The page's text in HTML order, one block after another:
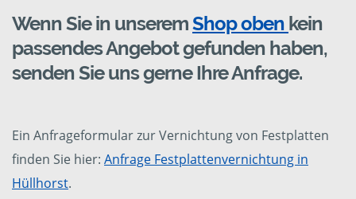
Wenn Sie in unseremShop oben kein
passendes Angebot gefunden haben,
senden Sie uns gerne Ihre Anfrage.
Ein Anfrageformular zur Vernichtung von Festplatten
finden Sie hier: Anfrage Festplattenvernichtung in
Hüllhorst.